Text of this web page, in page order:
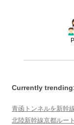
Currently
青函トンネルを新幹
北陸新幹線京都ルー